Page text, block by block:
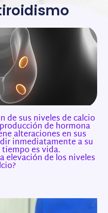
de sus niveles de calcio
de hormona
alteraciones en sus
inmediatamente a su
es vida.
elevación de los niveles